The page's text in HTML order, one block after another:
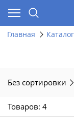
Главная Каталог
Без сортировки
Товаров: 4